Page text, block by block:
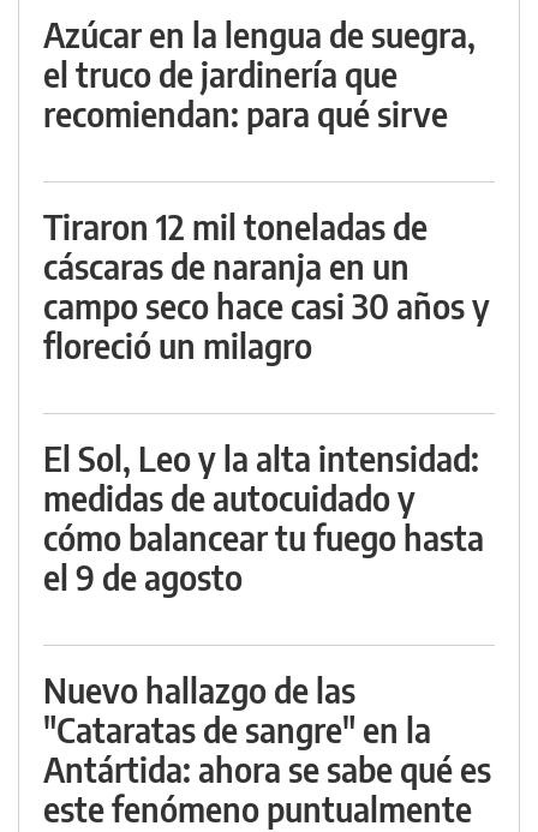
Azúcar en la lengua de suegra,
el truco de jardinería que
recomiendan: para qué sirve
Tiraron 12 mil toneladas de
cáscaras de naranja en un
campo seco hace casi 30 años y
floreció un milagro
El Sol, Leo y la alta intensidad:
medidas de autocuidado y
cómo balancear tu fuego hasta
el 9 de agosto
Nuevo hallazgo de las
"Cataratas de sangre" en la
Antártida: ahora se sabe qué es
este fenómeno puntualmente